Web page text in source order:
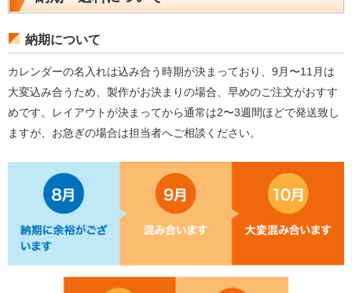
納期について
カレンダーの名入れは込み合う時期が決まっており、9月〜11月は
大変込み合うため、製作がお決まりの場合、早めのご注文がおすす
めです。レイアウトが決まってから通常は2〜3週間ほどで発送致し
ますが、お急ぎの場合は担当者へご相談ください。